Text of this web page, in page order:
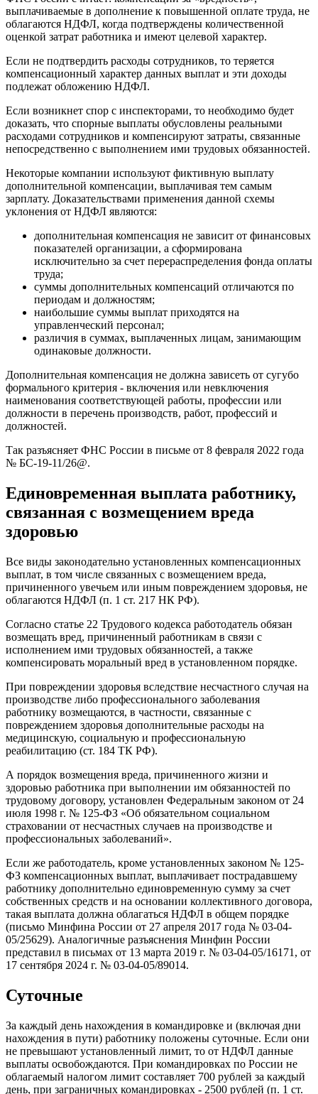
выплачиваемые в дополнение к повышенной оплате труда, не
облагаются НДФЛ, когда подтверждены количественной
оценкой затрат работника и имеют целевой характер.
Если не подтвердить расходы сотрудников, то теряется
компенсационный характер данных выплат и эти доходы
подлежат обложению НДФЛ.
Если возникнет спор с инспекторами, то необходимо будет
доказать, что спорные выплаты обусловлены реальными
расходами сотрудников и компенсируют затраты, связанные
непосредственно с выполнением ими трудовых обязанностей.
Некоторые компании используют фиктивную выплату
дополнительной компенсации, выплачивая тем самым
зарплату. Доказательствами применения данной схемы
уклонения от НДФЛ являются:
дополнительная компенсация не зависит от финансовых
показателей организации, а сформирована
исключительно за счет перераспределения фонда оплаты
труда;
суммы дополнительных компенсаций отличаются по
периодам и должностям;
наибольшие суммы выплат приходятся на
управленческий персонал;
различия в суммах, выплаченных лицам, занимающим
одинаковые должности.
Дополнительная компенсация не должна зависеть от сугубо
формального критерия - включения или невключения
наименования соответствующей работы, профессии или
должности в перечень производств, работ, профессий и
должностей.
Так разъясняет ФНС России в письме от 8 февраля 2022 года
№ БС-19-11/26@.
Единовременная выплата работнику,
связанная с возмещением вреда
здоровью
Все виды законодательно установленных компенсационных
выплат, в том числе связанных с возмещением вреда,
причиненного увечьем или иным повреждением здоровья, не
облагаются НДФЛ (п. 1 ст. 217 НК РФ).
Согласно статье 22 Трудового кодекса работодатель обязан
возмещать вред, причиненный работникам в связи с
исполнением ими трудовых обязанностей, а также
компенсировать моральный вред в установленном порядке.
При повреждении здоровья вследствие несчастного случая на
производстве либо профессионального заболевания
работнику возмещаются, в частности, связанные с
повреждением здоровья дополнительные расходы на
медицинскую, социальную и профессиональную
реабилитацию (ст. 184 ТК РФ).
А порядок возмещения вреда, причиненного жизни и
здоровью работника при выполнении им обязанностей по
трудовому договору, установлен Федеральным законом от 24
июля 1998 г. № 125-ФЗ «Об обязательном социальном
страховании от несчастных случаев на производстве и
профессиональных заболеваний».
Если же работодатель, кроме установленных законом № 125-
ФЗ компенсационных выплат, выплачивает пострадавшему
работнику дополнительно единовременную сумму за счет
собственных средств и на основании коллективного договора,
такая выплата должна облагаться НДФЛ в общем порядке
(письмо Минфина России от 27 апреля 2017 года № 03-04-
05/25629). Аналогичные разъяснения Минфин России
представил в письмах от 13 марта 2019 г. № 03-04-05/16171, от
17 сентября 2024 г. № 03-04-05/89014.
Суточные
За каждый день нахождения в командировке и (включая дни
нахождения в пути) работнику положены суточные. Если они
не превышают установленный лимит, то от НДФЛ данные
выплаты освобождаются. При командировках по России не
облагаемый налогом лимит составляет 700 рублей за каждый
день, при заграничных командировках - 2500 рублей (п. 1 ст.